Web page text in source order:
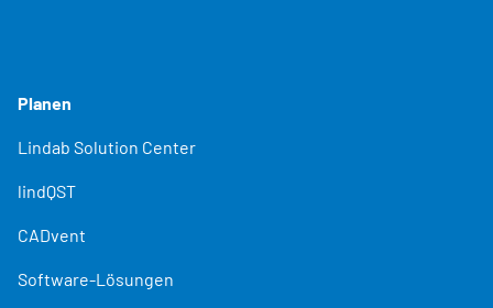
Planen
Lindab Solution Center
lindQST
CADvent
Software-Lösungen